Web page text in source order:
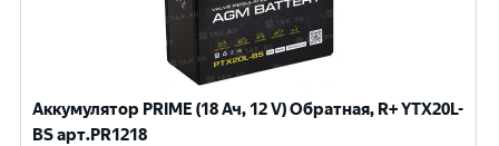
Аккумулятор PRIME (18 Ач, 12 V) Обратная, R+ YTX20L-
BS арт.PR1218